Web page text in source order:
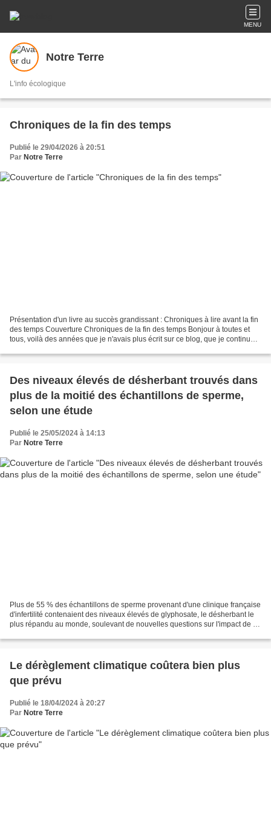
MENU
Notre Terre
L'info écologique
Chroniques de la fin des temps
Publié le 29/04/2026 à 20:51
Par Notre Terre
Présentation d'un livre au succès grandissant : Chroniques à lire avant la fin
des temps Couverture Chroniques de la fin des temps Bonjour à toutes et
tous, voilà des années que je n'avais plus écrit sur ce blog, que je continue
Des niveaux élevés de désherbant trouvés dans
plus de la moitié des échantillons de sperme,
selon une étude
Publié le 25/05/2024 à 14:13
Par Notre Terre
Plus de 55 % des échantillons de sperme provenant d'une clinique française
d'infertilité contenaient des niveaux élevés de glyphosate, le désherbant le
plus répandu au monde, soulevant de nouvelles questions sur l'impact de ce
Le dérèglement climatique coûtera bien plus
que prévu
Publié le 18/04/2024 à 20:27
Par Notre Terre